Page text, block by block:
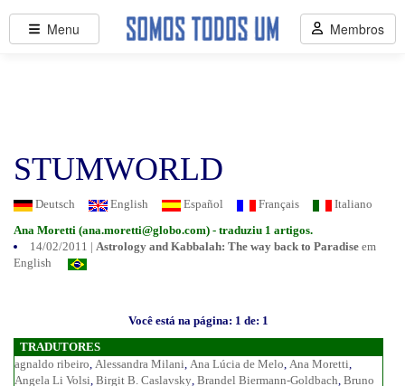
STUMWORLD
Deutsch English Español Français
Italiano
Ana Moretti (ana.moretti@globo.com) - traduziu 1 artigos.
14/02/2011 | Astrology and Kabbalah: The way back to Paradise em
English
Você está na página: 1 de: 1
TRADUTORES
agnaldo ribeiro, Alessandra Milani, Ana Lúcia de Melo, Ana Moretti,
Angela Li Volsi, Birgit B. Caslavsky, Brandel Biermann-Goldbach, Bruno
Menu Membros